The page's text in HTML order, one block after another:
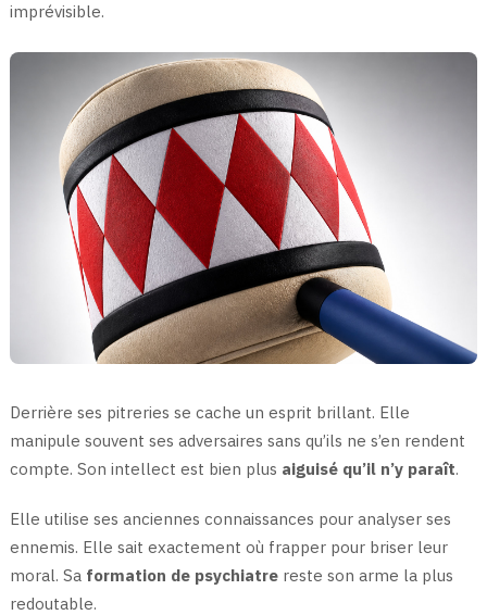
imprévisible.
Derrière ses pitreries se cache un esprit brillant. Elle
manipule souvent ses adversaires sans qu’ils ne s’en rendent
compte. Son intellect est bien plus aiguisé qu’il n’y paraît.
Elle utilise ses anciennes connaissances pour analyser ses
ennemis. Elle sait exactement où frapper pour briser leur
moral. Sa formation de psychiatrereste son arme la plus
redoutable.